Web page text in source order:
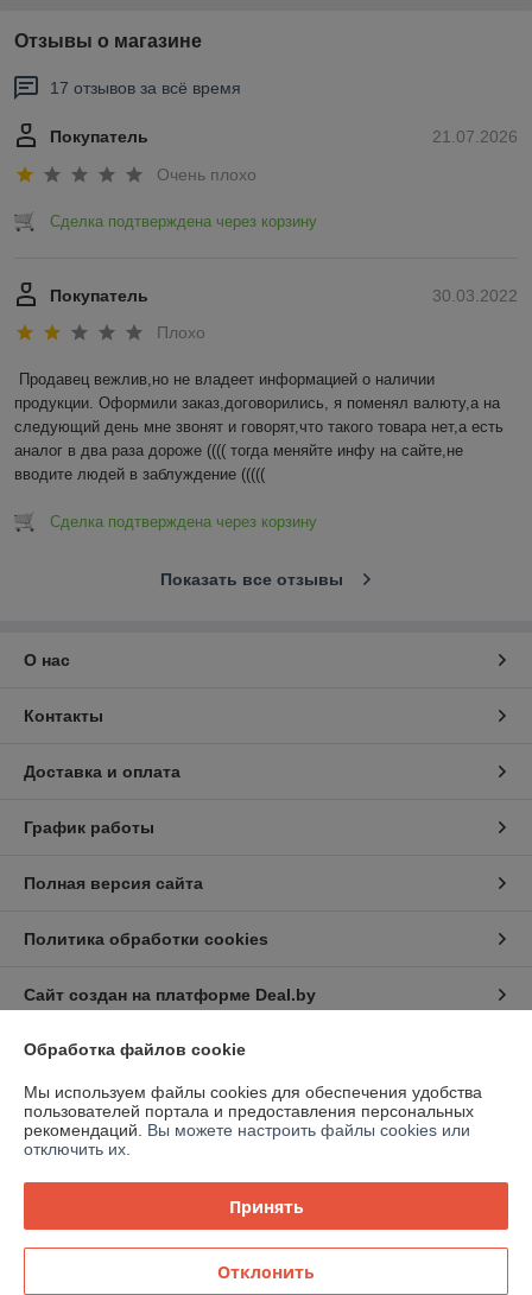
Отзывы о магазине
17 отзывов за всё время
21.07.2026
Покупатель
Очень плохо
Сделка подтверждена через корзину
30.03.2022
Покупатель
Плохо
Продавец вежлив,но не владеет информацией о наличии
продукции. Оформили заказ,договорились, я поменял валюту,а на
следующий день мне звонят и говорят,что такого товара нет,а есть
аналог в два раза дороже (((( тогда меняйте инфу на сайте,не
вводите людей в заблуждение (((((
Сделка подтверждена через корзину
Показать все отзывы
О нас
Контакты
Доставка и оплата
График работы
Полная версия сайта
Политика обработки cookies
Сайт создан на платформе Deal.by
Юридическое лицо:Общество с ограниченной ответственностью
"ЗИКМЕС"
220131 ,Республика Беларусь, г. Минск, ул. Гамарника, д. 30, офис. 405
Регистрационный номер ЕГР: 193543133
Регистрационный орган: Минский горисполком
Обработка файлов cookie
Мы используем файлы cookies для обеспечения удобства
пользователей портала и предоставления персональных
рекомендаций. Вы можете настроить файлы cookies или
отключить их.
Принять
Отклонить